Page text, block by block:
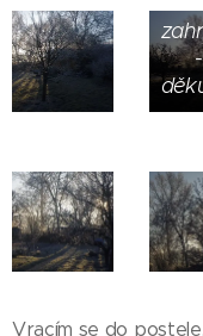
-
Vracím se do